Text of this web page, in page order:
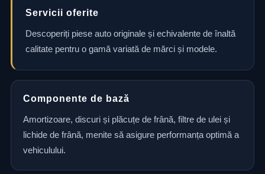
Servicii oferite
Descoperiți piese auto originale și echivalente de înaltă
calitate pentru o gamă variată de mărci și modele.
Componente de bază
Amortizoare, discuri și plăcuțe de frână, filtre de ulei și
lichide de frână, menite să asigure performanța optimă a
vehiculului.